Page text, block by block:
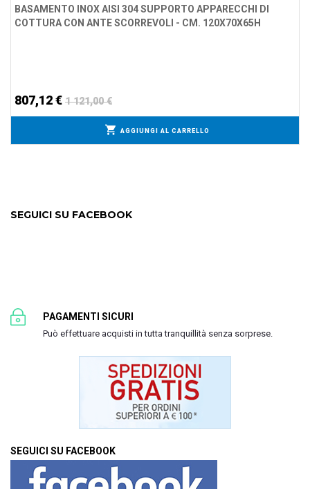
BASAMENTO INOX AISI 304 SUPPORTO APPARECCHI DI
COTTURA CON ANTE SCORREVOLI - CM. 120X70X65H
807,12 € 1 121,00 €
AGGIUNGI AL CARRELLO
SEGUICI SU FACEBOOK
PAGAMENTI SICURI
Può effettuare acquisti in tutta tranquillità senza sorprese.
SEGUICI SU FACEBOOK